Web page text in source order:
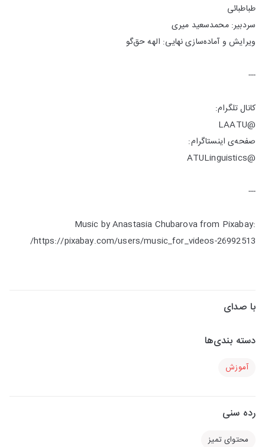
طباطبائی ‌
سردبیر: محمدسعید میری ‌
ویرایش و آماده‌سازی نهایی: الهه حق‌گو ‌
---
کانال تلگرام: ‌
@LAATU ‌
صفحه‌ی اینستاگرام: ‌
@ATULinguistics ‌
---
Music by Anastasia Chubarova from Pixabay:
https://pixabay.com/users/music_for_videos-26992513/
با صدای
دسته بندی‌ها
آموزش
رده سنی
محتوای تمیز